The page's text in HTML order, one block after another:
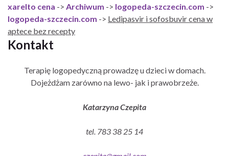
xarelto cena -> Archiwum -> logopeda-szczecin.com ->
logopeda-szczecin.com -> Ledipasvir i sofosbuvir cena w
aptece bez recepty
Kontakt
Terapię logopedyczną prowadzę u dzieci w domach.
Dojeżdżam zarówno na lewo- jak i prawobrzeże.
Katarzyna Czepita
tel. 783 38 25 14